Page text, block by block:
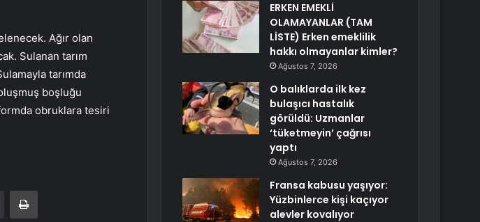
Ağır olan
Sulanan tarım
tarımda
boşluğu
obruklara tesiri
E-Posta ile paylaş Yazdır
ERKEN EMEKLİ
OLAMAYANLAR (TAM
LİSTE) Erken emeklilik
hakkı olmayanlar kimler?
Ağustos 7, 2026
O balıklarda ilk kez
bulaşıcı hastalık
görüldü: Uzmanlar
‘tüketmeyin’ çağrısı
yaptı
Ağustos 7, 2026
Fransa kabusu yaşıyor:
Yüzbinlerce kişi kaçıyor
alevler kovalıyor